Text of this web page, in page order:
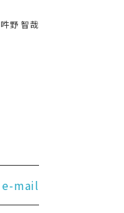
吽野 智哉
e-mail